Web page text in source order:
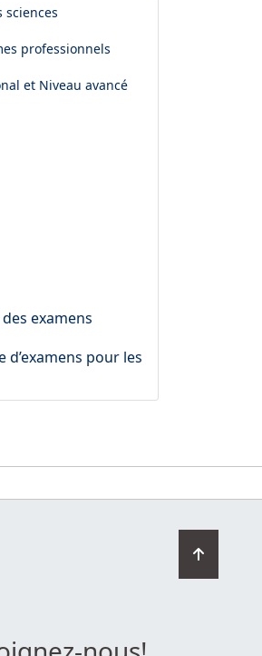
sciences
professionnels
et Niveau avancé
examens
d’examens pour les
en